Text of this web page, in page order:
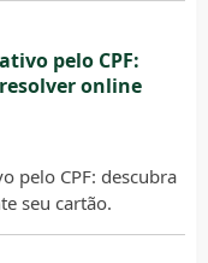
pelo CPF:
online
pelo CPF: descubra
seu cartão.